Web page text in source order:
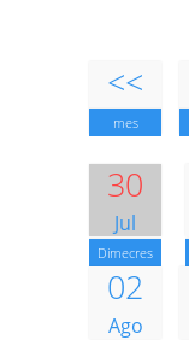
<<
mes
30
Jul
Dimecres
02
Ago